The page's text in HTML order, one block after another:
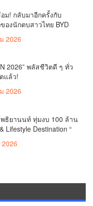
ม! กลับมาอีกครั้งกับ
องนักตบสาวไทย BYD
Cup
2026
2026” พลัสชีวิตดี ๆ ทั่ว
แล้ว!
2026
ธิยานนท์ ทุ่มงบ 100 ล้าน
Lifestyle Destination “